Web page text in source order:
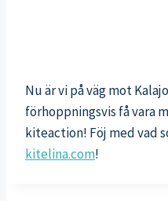
Nu är vi på väg mot
förhoppningsvis få vara
kiteaction! Föj med vad
kitelina.com!